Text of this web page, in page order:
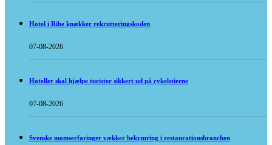
Hotel i Ribe knækker rekrutteringskoden
07-08-2026
Hoteller skal hjælpe turister sikkert ud på cykelstierne
07-08-2026
Svenske momserfaringer vækker bekymring i restaurationsbranchen